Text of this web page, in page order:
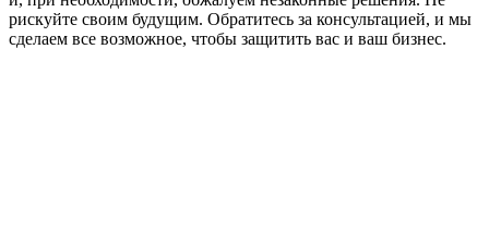
рискуйте своим будущим. Обратитесь за консультацией, и мы
сделаем все возможное, чтобы защитить вас и ваш бизнес.